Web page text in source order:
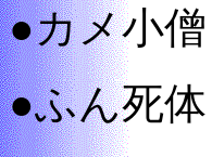
●カメ小僧
●ふん死体